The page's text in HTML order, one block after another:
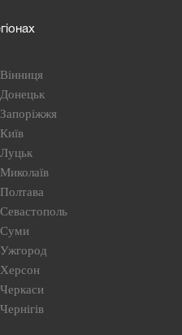
Вінниця
Донецьк
Запоріжжя
Київ
Луцьк
Миколаїв
Полтава
Севастополь
Суми
Ужгород
Херсон
Черкаси
Чернігів